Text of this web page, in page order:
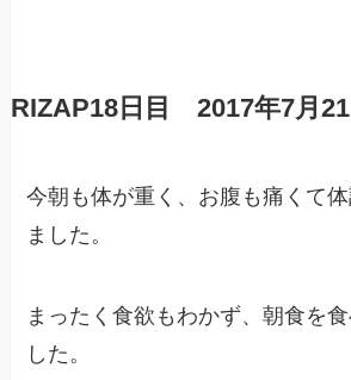
RIZAP18日目 2017年7月21
今朝も体が重く、お腹も痛くて
ました。
まったく食欲もわかず、朝食を
した。